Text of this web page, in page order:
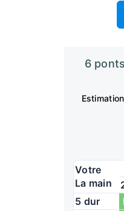
6
Votre
La main
5 dur